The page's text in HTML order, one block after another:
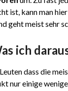
ist, kann man
geht meist sehr
ich
dass die
nur einige